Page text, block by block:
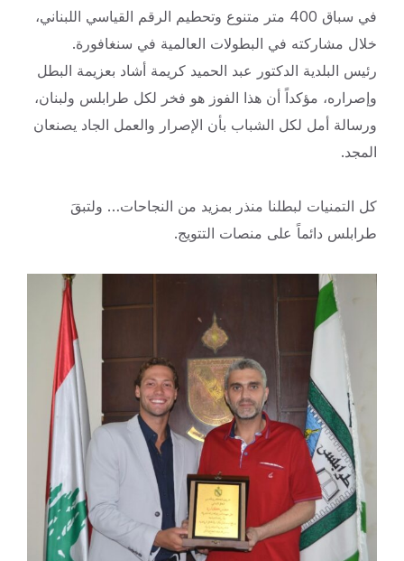
في سباق 400 متر متنوع وتحطيم الرقم القياسي اللبناني،
خلال مشاركته في البطولات العالمية في سنغافورة.
رئيس البلدية الدكتور عبد الحميد كريمة أشاد بعزيمة البطل
وإصراره، مؤكداً أن هذا الفوز هو فخر لكل طرابلس ولبنان،
ورسالة أمل لكل الشباب بأن الإصرار والعمل الجاد يصنعان
المجد.
كل التمنيات لبطلنا منذر بمزيد من النجاحات… ولتبقَ
طرابلس دائماً على منصات التتويج.